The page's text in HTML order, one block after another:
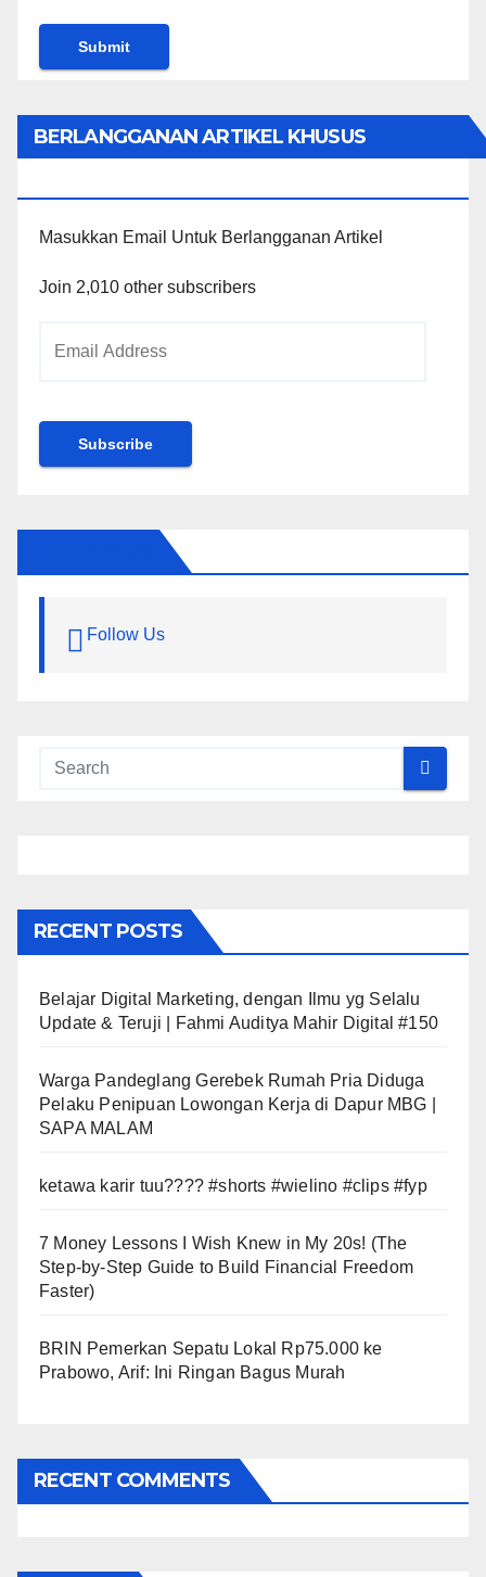
BERLANGGANAN ARTIKEL KHUSUS
Masukkan Email Untuk Berlangganan Artikel
Join 2,010 other subscribers
Subscribe
Follow Us
RECENT POSTS
Belajar Digital Marketing, dengan Ilmu yg Selalu
Update & Teruji | Fahmi Auditya Mahir Digital #150
Warga Pandeglang Gerebek Rumah Pria Diduga
Pelaku Penipuan Lowongan Kerja di Dapur MBG |
SAPA MALAM
ketawa karir tuu???? #shorts #wielino #clips #fyp
7 Money Lessons I Wish Knew in My 20s! (The
Step-by-Step Guide to Build Financial Freedom
Faster)
BRIN Pemerkan Sepatu Lokal Rp75.000 ke
Prabowo, Arif: Ini Ringan Bagus Murah
RECENT COMMENTS